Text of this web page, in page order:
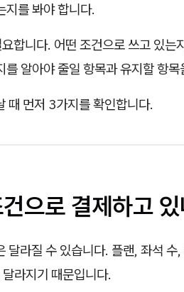
지를 봐야 합니다.
합니다. 어떤 조건으로 쓰고 있는
알아야 줄일 항목과 유지할 항
때 먼저 3가지를 확인합니다.
으로 결제하고
라질 수 있습니다. 플랜, 좌석 수
라지기 때문입니다.